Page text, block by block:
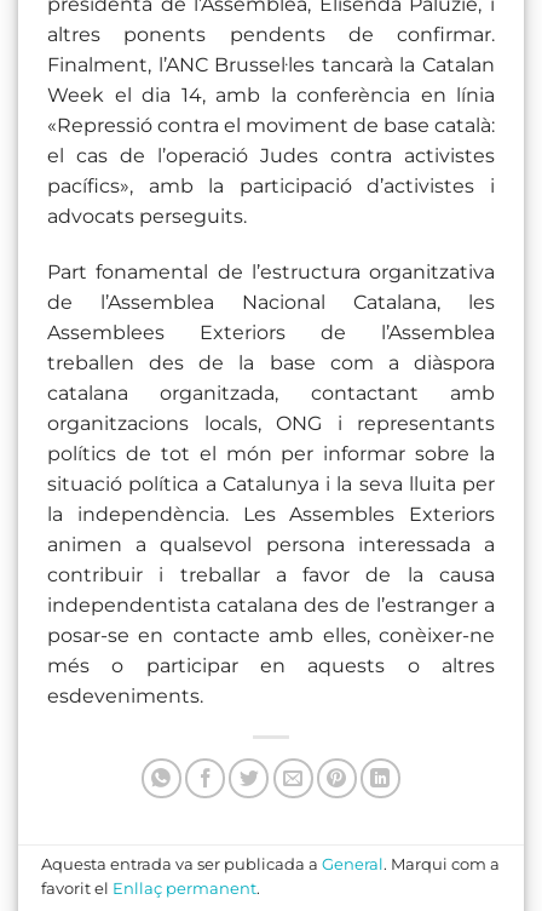
altres ponents pendents de confirmar.
Finalment, l’ANC Brussel·les tancarà la Catalan
Week el dia 14, amb la conferència en línia
«Repressió contra el moviment de base català:
el cas de l’operació Judes contra activistes
pacífics», amb la participació d’activistes i
advocats perseguits.
Part fonamental de l’estructura organitzativa
de l’Assemblea Nacional Catalana, les
Assemblees Exteriors de l’Assemblea
treballen des de la base com a diàspora
catalana organitzada, contactant amb
organitzacions locals, ONG i representants
polítics de tot el món per informar sobre la
situació política a Catalunya i la seva lluita per
la independència. Les Assembles Exteriors
animen a qualsevol persona interessada a
contribuir i treballar a favor de la causa
independentista catalana des de l’estranger a
posar-se en contacte amb elles, conèixer-ne
més o participar en aquests o altres
esdeveniments.
Aquesta entrada va ser publicada aGeneral . Marqui com a
favorit el Enllaç permanent.